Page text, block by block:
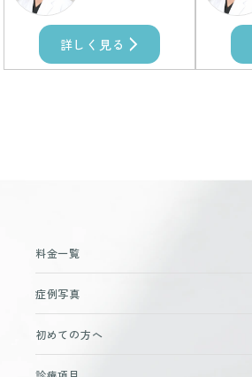
詳しく見る
料金一覧
症例写真
初めての方へ